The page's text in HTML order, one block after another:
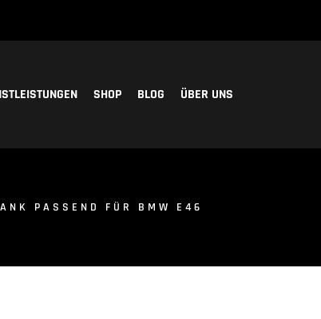
ÜBER UNS
BLOG
SHOP
PASSEND FÜR BMW E46